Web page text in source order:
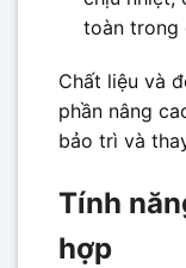
toàn trong
Chất liệu và
phần nâng
bảo trì và
Tính
hợp